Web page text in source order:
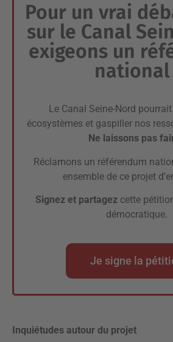
Pour un vrai
sur le Canal
exigeons un
national
Le Canal Seine-Nord
écosystèmes et gaspiller nos
Ne laissons pas
Réclamons un référendum
ensemble de ce projet
Signez et partagez cette
démocratique.
Je signe la
Inquiétudes autour du projet